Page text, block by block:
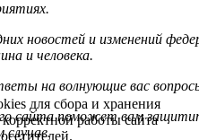
новостей и изменений
и человека.
на волнующие вас
сайта поможет вам
для сбора и хранения
работы сайта